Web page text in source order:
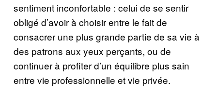
sentiment inconfortable : celui de se sentir
obligé d’avoir à choisir entre le fait de
consacrer une plus grande partie de sa vie à
des patrons aux yeux perçants, ou de
continuer à profiter d’un équilibre plus sain
entre vie professionnelle et vie privée.